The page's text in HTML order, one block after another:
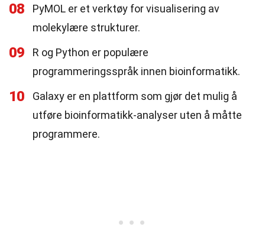
08
PyMOL er et verktøy for visualisering av
molekylære strukturer.
09
R og Python er populære
programmeringsspråk innen bioinformatikk.
10
Galaxy er en plattform som gjør det mulig å
utføre bioinformatikk-analyser uten å måtte
programmere.